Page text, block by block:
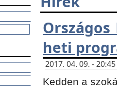
Országos
heti
2017. 04. 09. -
Kedden a